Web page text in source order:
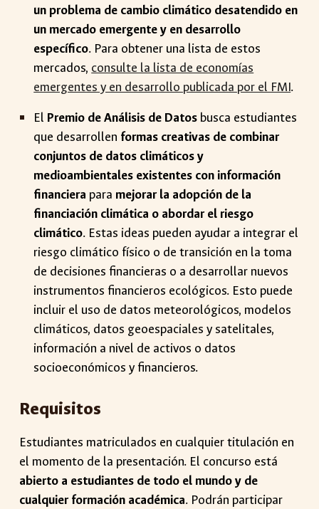
un problema de cambio climático desatendido en
un mercado emergente y en desarrollo
específico. Para obtener una lista de estos
mercados, consulte la lista de economías
emergentes y en desarrollo publicada por el FMI.
El Premio de Análisis de Datos busca estudiantes
que desarrollen formas creativas de combinar
conjuntos de datos climáticos y
medioambientales existentes con información
financiera para mejorar la adopción de la
financiación climática o abordar el riesgo
climático. Estas ideas pueden ayudar a integrar el
riesgo climático físico o de transición en la toma
de decisiones financieras o a desarrollar nuevos
instrumentos financieros ecológicos. Esto puede
incluir el uso de datos meteorológicos, modelos
climáticos, datos geoespaciales y satelitales,
información a nivel de activos o datos
socioeconómicos y financieros.
Requisitos
Estudiantes matriculados en cualquier titulación en
el momento de la presentación. El concurso está
abierto a estudiantes de todo el mundo y de
cualquier formación académica. Podrán participar